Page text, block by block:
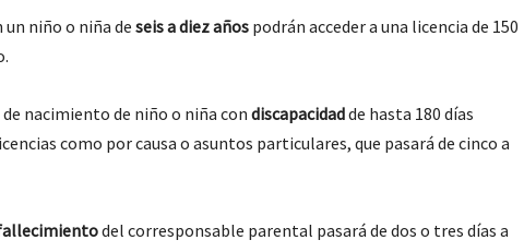
niño o niña de seis a diez años podrán acceder a una licencia de 150
nacimiento de niño o niña con discapacidadde hasta 180 días
como por causa o asuntos particulares, que pasará de cinco a
del corresponsable parental pasará de dos o tres días a